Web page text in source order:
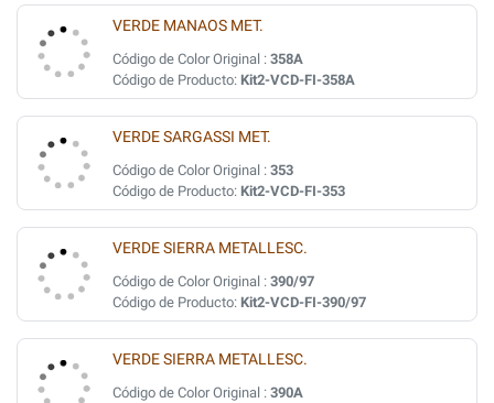
VERDE MANAOS MET.
Código de Color Original : 358A
Código de Producto: Kit2-VCD-FI-358A
VERDE SARGASSI MET.
Código de Color Original : 353
Código de Producto: Kit2-VCD-FI-353
VERDE SIERRA METALLESC.
Código de Color Original : 390/97
Código de Producto: Kit2-VCD-FI-390/97
VERDE SIERRA METALLESC.
Código de Color Original : 390A